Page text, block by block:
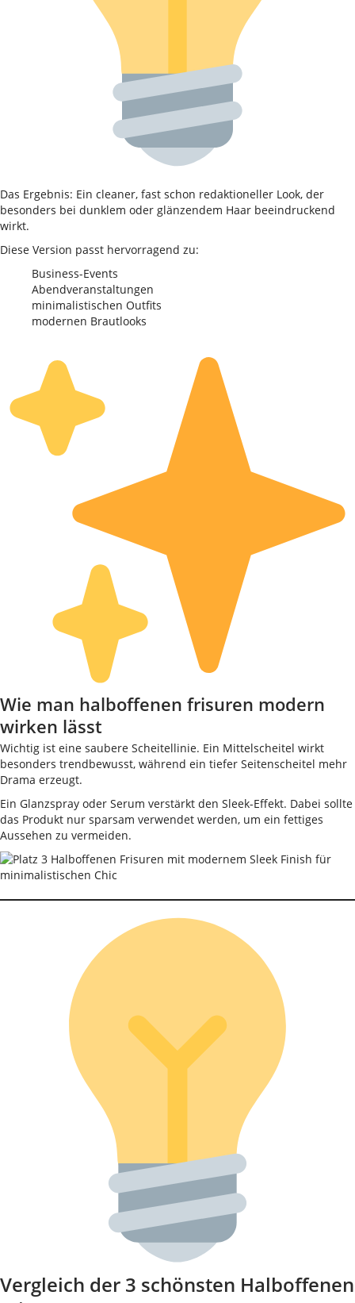
Das Ergebnis: Ein cleaner, fast schon redaktioneller Look, der
besonders bei dunklem oder glänzendem Haar beeindruckend
wirkt.
Diese Version passt hervorragend zu:
Business-Events
Abendveranstaltungen
minimalistischen Outfits
modernen Brautlooks
Wie man halboffenen frisuren modern
wirken lässt
Wichtig ist eine saubere Scheitellinie. Ein Mittelscheitel wirkt
besonders trendbewusst, während ein tiefer Seitenscheitel mehr
Drama erzeugt.
Ein Glanzspray oder Serum verstärkt den Sleek-Effekt. Dabei sollte
das Produkt nur sparsam verwendet werden, um ein fettiges
Aussehen zu vermeiden.
Vergleich der 3 schönsten Halboffenen